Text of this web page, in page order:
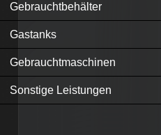
Gebrauchtbehälter
Gastanks
Gebrauchtmaschinen
Sonstige Leistungen